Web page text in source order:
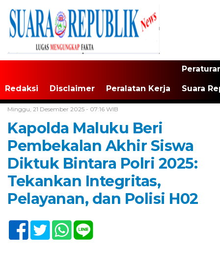
Redaksi Disclaimer Peralatan Kerja Suara
Minggu, 21 Desember 2025 - 07:16 WIB
Kapolda Maluku Beri
Pembekalan Akhir Siswa
Diktuk Bintara Polri 2025:
Tekankan Integritas,
Pelayanan, dan Polisi H02